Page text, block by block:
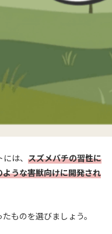
は、 スズメバチの習性に
ような害獣向けに開発され
ものを選びましょう。